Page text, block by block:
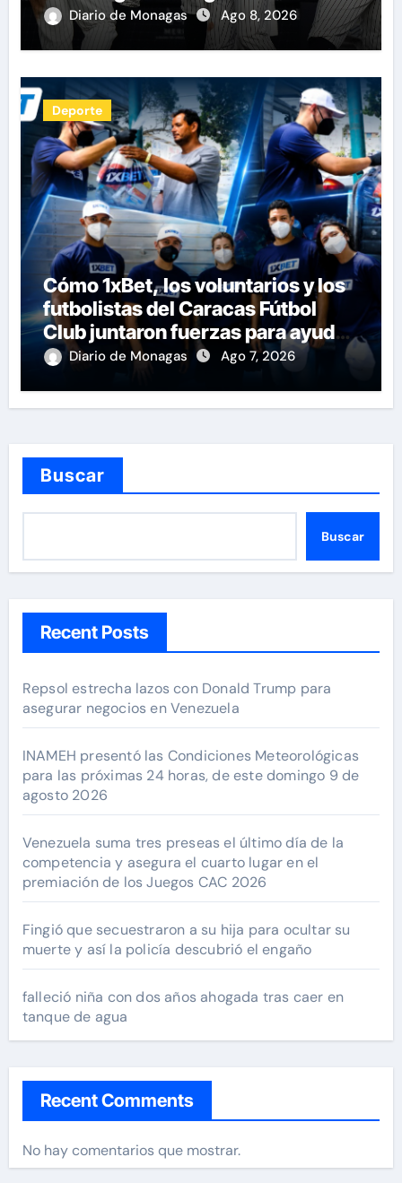
Diario de Monagas Ago 8, 2026
Deporte
Cómo 1xBet, los voluntarios y los
futbolistas del Caracas Fútbol
Club juntaron fuerzas para ayudar
a las familias de Venezuela
Diario de Monagas Ago 7, 2026
Buscar
Buscar
Recent Posts
Repsol estrecha lazos con Donald Trump para
asegurar negocios en Venezuela
INAMEH presentó las Condiciones Meteorológicas
para las próximas 24 horas, de este domingo 9 de
agosto 2026
Venezuela suma tres preseas el último día de la
competencia y asegura el cuarto lugar en el
premiación de los Juegos CAC 2026
Fingió que secuestraron a su hija para ocultar su
muerte y así la policía descubrió el engaño
falleció niña con dos años ahogada tras caer en
tanque de agua
Recent Comments
No hay comentarios que mostrar.